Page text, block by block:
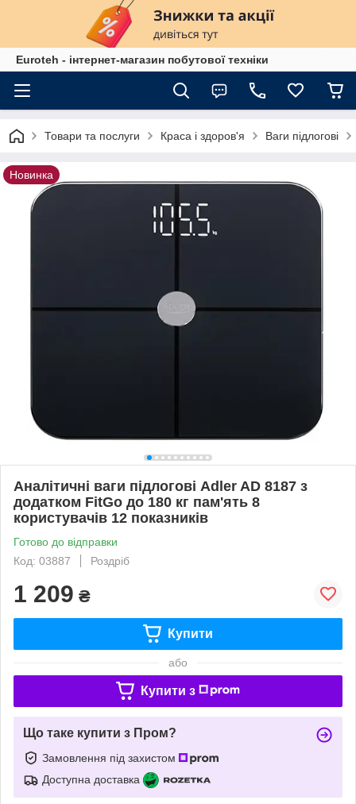
Euroteh - інтернет-магазин побутової техніки
Товари та послуги Краса і здоров'я Ваги підлогові
Новинка
Аналітичні ваги підлогові Adler AD 8187 з
додатком FitGo до 180 кг пам'ять 8
користувачів 12 показників
Готово до відправки
Код: 03887
Роздріб
1 209 ₴
Купити
або
Купити з
Що таке купити з Пром?
Замовлення під захистом
Доступна доставка